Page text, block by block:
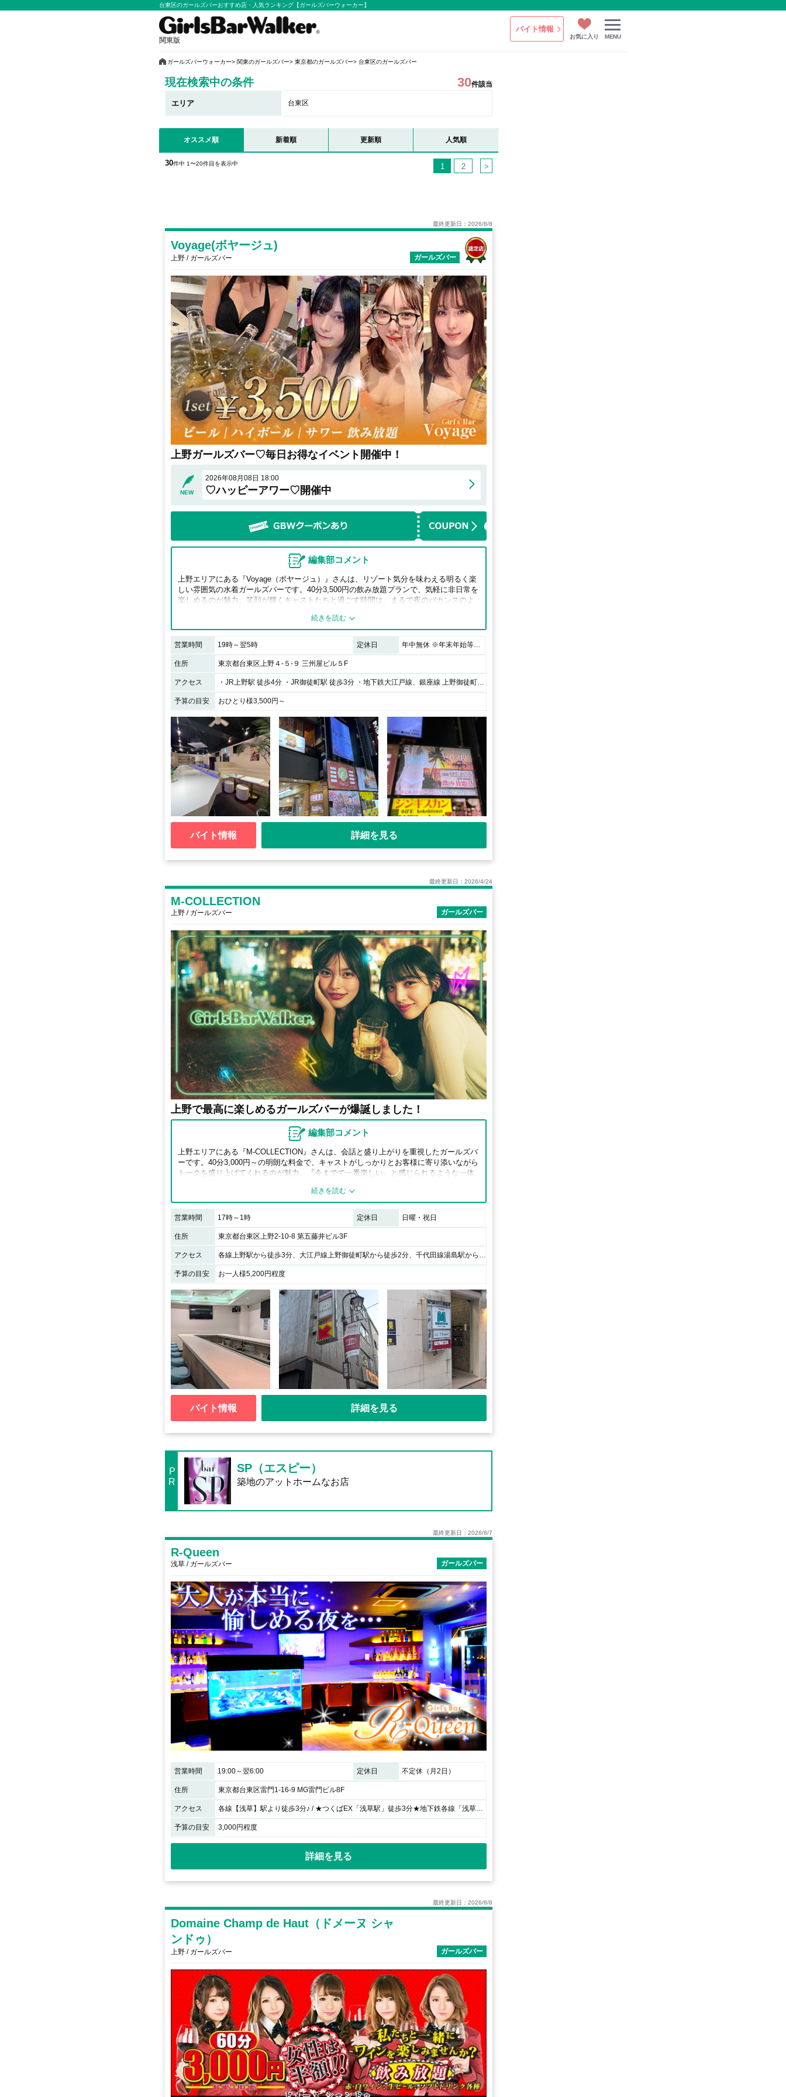
台東区のガールズバーおすすめ店・人気ランキング【ガールズバーウォーカー】
関東版
バイト情報
お気に入り MENU
ガールズバーウォーカー 関東のガールズバー 東京都のガールズバー 台東区のガールズバー
現在検索中の条件 30件該当
エリア 台東区
オススメ順 新着順 更新順 人気順
30件中 1〜20件目を表示中 1 2 >
最終更新日：2026/8/8
Voyage(ボヤージュ)
上野 / ガールズバー ガールズバー
上野ガールズバー♡毎日お得なイベント開催中！
NEW
2026年08月08日 18:00
♡ハッピーアワー♡開催中
編集部コメント
上野エリアにある『Voyage（ボヤージュ）』さんは、リゾート気分を味わえる明るく楽
しい雰囲気の水着ガールズバーです。40分3,500円の飲み放題プランで、気軽に非日常を
楽しめるのが魅力。笑顔が輝くキャストたちと過ごす時間は、まるで夜のバカンスのよ
営業時間 19時～翌5時 定休日 年中無休 ※年末年始等は告知を行います。
住所 東京都台東区上野４‐５‐９ 三州屋ビル５F
アクセス ・JR上野駅 徒歩4分 ・JR御徒町駅 徒歩3分 ・地下鉄大江戸線、銀座線 上野御徒町駅 徒歩1分 ・地下鉄日比谷線 仲御徒町駅 徒歩3分
予算の目安 おひとり様3,500円～
バイト情報 詳細を見る
最終更新日：2026/4/24
M-COLLECTION
上野 / ガールズバー ガールズバー
上野で最高に楽しめるガールズバーが爆誕しました！
編集部コメント
上野エリアにある『M-COLLECTION』さんは、会話と盛り上がりを重視したガールズバ
ーです。40分3,000円～の明朗な料金で、キャストがしっかりとお客様に寄り添いながら
トークを盛り上げてくれるのが魅力。『今までで一番楽しい』と感じられるような一体
営業時間 17時～1時 定休日 日曜・祝日
住所 東京都台東区上野2-10-8 第五藤井ビル3F
アクセス 各線上野駅から徒歩3分、大江戸線上野御徒町駅から徒歩2分、千代田線湯島駅から徒歩2分 / ローソンを背にして右斜め前方のビル
予算の目安 お一人様5,200円程度
バイト情報 詳細を見る
P
R
SP（エスピー）
築地のアットホームなお店
最終更新日：2026/8/7
R-Queen
浅草 / ガールズバー ガールズバー
営業時間 19:00～翌6:00 定休日 不定休（月2日）
住所 東京都台東区雷門1-16-9 MG雷門ビル8F
アクセス 各線【浅草】駅より徒歩3分♪ / ★つくばEX「浅草駅」徒歩3分★地下鉄各線「浅草駅」1・2番出口から徒歩6分♪
予算の目安 3,000円程度
詳細を見る
最終更新日：2026/8/8
Domaine Champ de Haut（ドメーヌ シャ
ンドゥ）
上野 / ガールズバー ガールズバー